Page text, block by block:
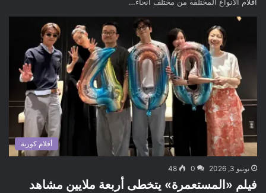
أفلام الأنواع المختلفة من مختلف أنحاء…
أفلام كورية
يونيو 3, 2026 0
48
فيلم «المستعمرة» يتخطى أربعة ملايين مشاهد